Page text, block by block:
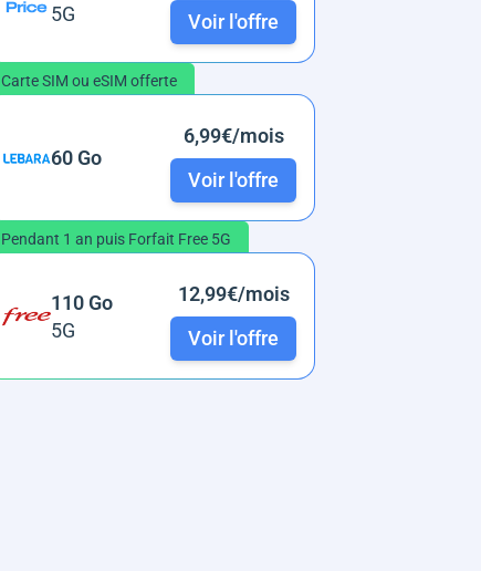
5G
Voir l'offre
Carte SIM ou eSIM offerte
60 Go
6,99€/mois
Voir l'offre
Pendant 1 an puis Forfait Free 5G
110 Go
5G
12,99€/mois
Voir l'offre